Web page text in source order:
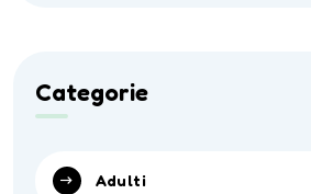
Categorie
Adulti